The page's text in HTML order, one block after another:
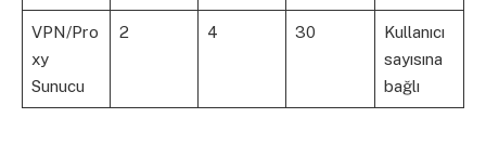
VPN/Pro
xy
Sunucu
2 4 30
Kullanıcı
sayısına
bağlı